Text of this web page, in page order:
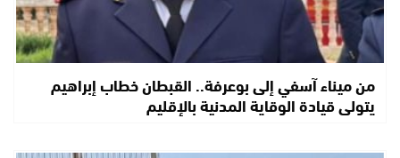
من ميناء آسفي إلى بوعرفة.. القبطان خطاب إبراهيم
يتولى قيادة الوقاية المدنية بالإقليم